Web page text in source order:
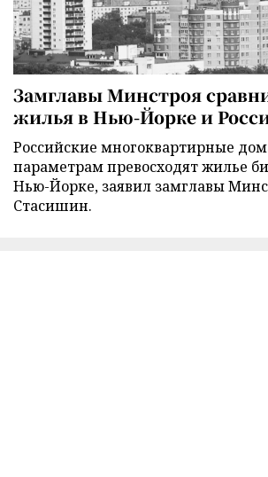
Замглавы Минстроя
жилья в Нью-Йорке и
Российские многоквартирные
параметрам превосходят жилье
Нью-Йорке, заявил замглавы
Стасишин.